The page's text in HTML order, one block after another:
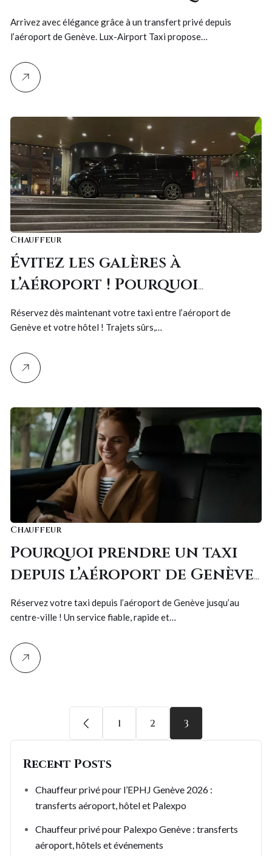
voyageurs avisés choisissent
Lux-Airport Taxi
Arrivez avec élégance grâce à un transfert privé depuis
l’aéroport de Genève. Lux-Airport Taxi propose…
Chauffeur
Évitez les galères à
l’aéroport ! Pourquoi
réserver un taxi depuis
l’aéroport de Genève jusqu’à
votre hôtel change la
donne
Réservez dès maintenant votre taxi entre l’aéroport de
Genève et votre hôtel ! Trajets sûrs,…
Chauffeur
Pourquoi prendre un taxi
depuis l’aéroport de Genève
jusqu’au centre-ville est le
choix le plus malin !
Réservez votre taxi depuis l’aéroport de Genève jusqu’au
centre-ville ! Un service fiable, rapide et…
1 2 3
Recent Posts
Chauffeur privé pour l’EPHJ Genève 2026 :
transferts aéroport, hôtel et Palexpo
Chauffeur privé pour Palexpo Genève : transferts
aéroport, hôtels et événements